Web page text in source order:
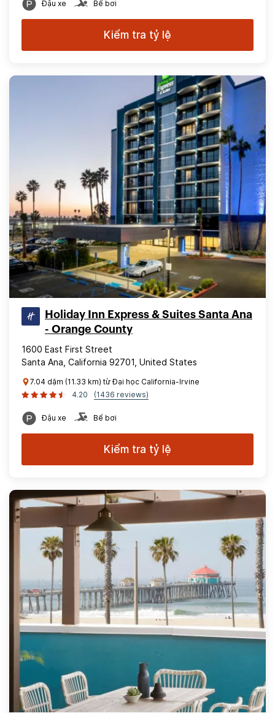
Đậu xe Bể bơi
Kiểm tra tỷ lệ
Holiday Inn Express & Suites Santa Ana
- Orange County
1600 East First Street
Santa Ana, California 92701, United States
7.04 dặm (11.33 km) từ Đại học California-Irvine
4.20
(1436 reviews)
Đậu xe Bể bơi
Kiểm tra tỷ lệ